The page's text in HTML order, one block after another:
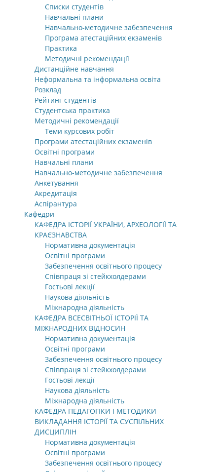
Списки студентів
Навчальні плани
Навчально-методичне забезпечення
Програма атестаційних екзаменів
Практика
Методичні рекомендації
Дистанційне навчання
Неформальна та інформальна освіта
Розклад
Рейтинг студентів
Студентська практика
Методичні рекомендації
Теми курсових робіт
Програми атестаційних екзаменів
Освітні програми
Навчальні плани
Навчально-методичне забезпечення
Анкетування
Акредитація
Аспірантура
Кафедри
КАФЕДРА ІСТОРІЇ УКРАЇНИ, АРХЕОЛОГІЇ ТА
КРАЄЗНАВСТВА
Нормативна документація
Освітні програми
Забезпечення освітнього процесу
Співпраця зі стейкхолдерами
Гостьові лекції
Наукова діяльність
Міжнародна діяльність
КАФЕДРА ВСЕСВІТНЬОЇ ІСТОРІЇ ТА
МІЖНАРОДНИХ ВІДНОСИН
Нормативна документація
Освітні програми
Забезпечення освітнього процесу
Співпраця зі стейкхолдерами
Гостьові лекції
Наукова діяльність
Міжнародна діяльність
КАФЕДРА ПЕДАГОГІКИ І МЕТОДИКИ
ВИКЛАДАННЯ ІСТОРІЇ ТА СУСПІЛЬНИХ
ДИСЦИПЛІН
Нормативна документація
Освітні програми
Забезпечення освітнього процесу